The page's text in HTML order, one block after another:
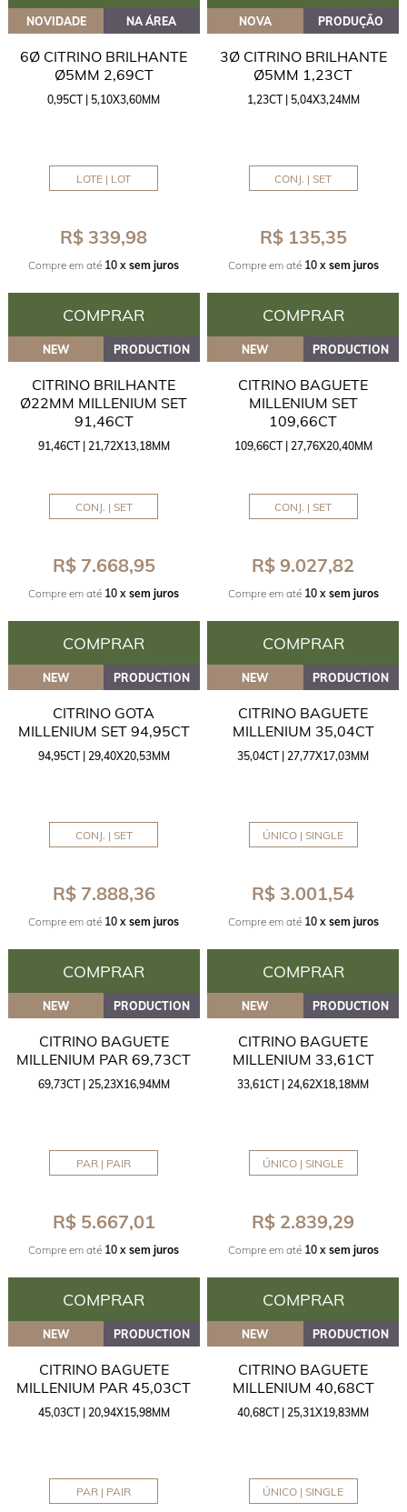
NOVIDADE NA ÁREA
6Ø CITRINO BRILHANTE
Ø5MM 2,69CT
0,95CT | 5,10X3,60MM
LOTE | LOT
R$ 339,98
Compre em até 10 x sem juros
COMPRAR
NOVA PRODUÇÃO
3Ø CITRINO BRILHANTE
Ø5MM 1,23CT
1,23CT | 5,04X3,24MM
CONJ. | SET
R$ 135,35
Compre em até 10 x sem juros
COMPRAR
NEW PRODUCTION
CITRINO BRILHANTE
Ø22MM MILLENIUM SET
91,46CT
91,46CT | 21,72X13,18MM
CONJ. | SET
R$ 7.668,95
Compre em até 10 x sem juros
COMPRAR
NEW PRODUCTION
CITRINO BAGUETE
MILLENIUM SET
109,66CT
109,66CT | 27,76X20,40MM
CONJ. | SET
R$ 9.027,82
Compre em até 10 x sem juros
COMPRAR
NEW PRODUCTION
CITRINO GOTA
MILLENIUM SET 94,95CT
94,95CT | 29,40X20,53MM
CONJ. | SET
R$ 7.888,36
Compre em até 10 x sem juros
COMPRAR
NEW PRODUCTION
CITRINO BAGUETE
MILLENIUM 35,04CT
35,04CT | 27,77X17,03MM
ÚNICO | SINGLE
R$ 3.001,54
Compre em até 10 x sem juros
COMPRAR
NEW PRODUCTION
CITRINO BAGUETE
MILLENIUM PAR 69,73CT
69,73CT | 25,23X16,94MM
PAR | PAIR
R$ 5.667,01
Compre em até 10 x sem juros
COMPRAR
NEW PRODUCTION
CITRINO BAGUETE
MILLENIUM 33,61CT
33,61CT | 24,62X18,18MM
ÚNICO | SINGLE
R$ 2.839,29
Compre em até 10 x sem juros
COMPRAR
NEW PRODUCTION
CITRINO BAGUETE
MILLENIUM PAR 45,03CT
45,03CT | 20,94X15,98MM
PAR | PAIR
NEW PRODUCTION
CITRINO BAGUETE
MILLENIUM 40,68CT
40,68CT | 25,31X19,83MM
ÚNICO | SINGLE